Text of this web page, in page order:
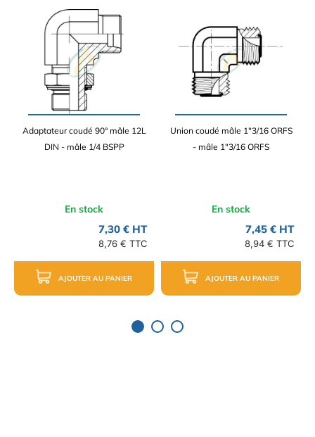
Adaptateur coudé 90° mâle 12L
DIN - mâle 1/4 BSPP
En stock
7,30 € HT
8,76 € TTC
AJOUTER AU PANIER
Union coudé mâle 1"3/16 ORFS
- mâle 1"3/16 ORFS
En stock
7,45 € HT
8,94 € TTC
AJOUTER AU PANIER